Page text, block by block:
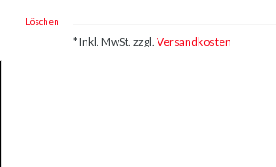
Löschen
* Inkl. MwSt. zzgl. Versandkosten